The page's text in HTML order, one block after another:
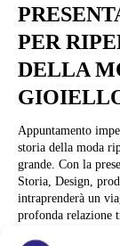
PER
DELLA
Appuntamento
storia della moda
grande. Con la
Storia, Design,
intraprenderà un
profonda relazione